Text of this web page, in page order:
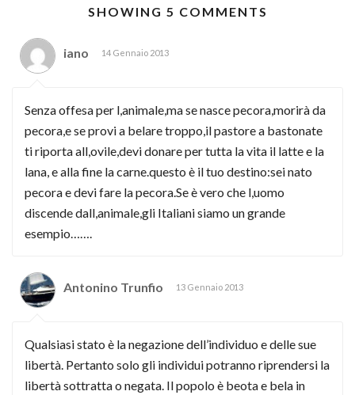
SHOWING 5 COMMENTS
iano 14 Gennaio 2013
Senza offesa per l,animale,ma se nasce pecora,morirà da
pecora,e se provi a belare troppo,il pastore a bastonate
ti riporta all,ovile,devi donare per tutta la vita il latte e la
lana, e alla fine la carne.questo è il tuo destino:sei nato
pecora e devi fare la pecora.Se è vero che l,uomo
discende dall,animale,gli Italiani siamo un grande
esempio…….
Antonino Trunfio 13 Gennaio 2013
Qualsiasi stato è la negazione dell’individuo e delle sue
libertà. Pertanto solo gli individui potranno riprendersi la
libertà sottratta o negata. Il popolo è beota e bela in